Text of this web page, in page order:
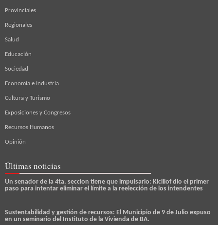
Provinciales
Regionales
Salud
Educación
Sociedad
Economía e Industria
Cultura y Turismo
Exposiciones y Congresos
Recursos Humanos
Opinión
Últimas noticias
Un senador de la 4ta. seccion tiene que impulsarlo: Kicillof dio el primer
paso para intentar eliminar el límite a la reelección de los intendentes
Sustentabilidad y gestión de recursos: El Municipio de 9 de Julio expuso
en un seminario del Instituto de la Vivienda de BA.